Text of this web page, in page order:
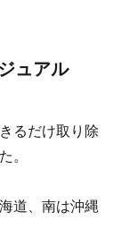
ュアル
るだけ取り除
。
道、南は沖縄